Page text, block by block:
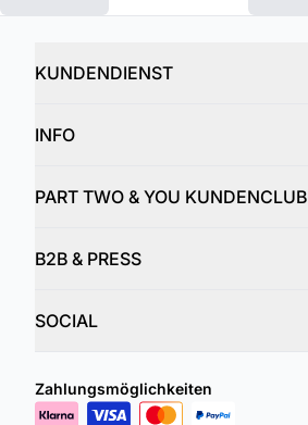
KUNDENDIENST
INFO
PART TWO & YOU KUNDENCLUB
B2B & PRESS
SOCIAL
Zahlungsmöglichkeiten